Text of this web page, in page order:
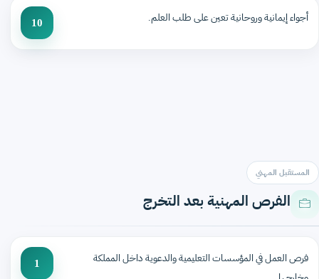
أجواء إيمانية وروحانية تعين على طلب العلم. 10
المستقبل المهني
الفرص المهنية بعد التخرج
فرص العمل في المؤسسات التعليمية والدعوية داخل المملكة
1